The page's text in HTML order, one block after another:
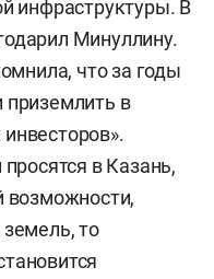
инфраструктуры. В
Минуллину.
что за годы
приземлить в
в Казань,
возможности,
то